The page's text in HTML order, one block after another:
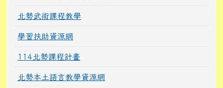
北勢武術課程教學
學習扶助資源網
114北勢課程計畫
北勢本土語言教學資源網